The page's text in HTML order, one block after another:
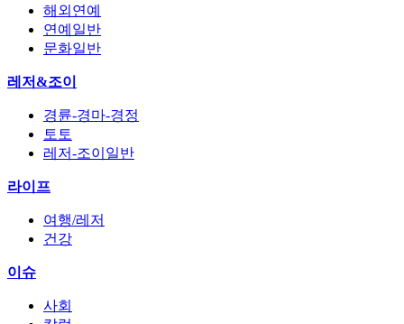
해외연예
연예일반
문화일반
레저&조이
경륜-경마-경정
토토
레저-조이일반
라이프
여행/레저
건강
이슈
사회